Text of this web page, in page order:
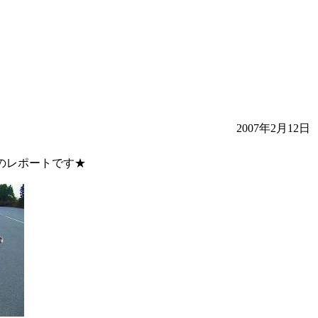
2007年2月12日
レポートです★